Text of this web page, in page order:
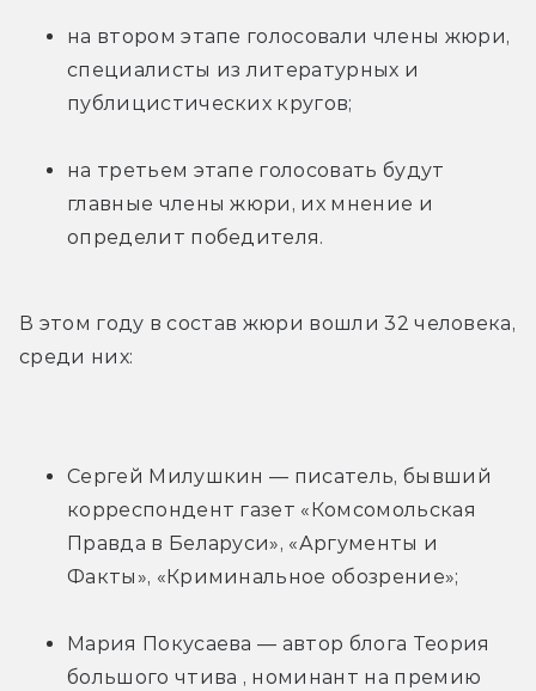
на втором этапе голосовали члены жюри,
специалисты из литературных и
публицистических кругов;
на третьем этапе голосовать будут
главные члены жюри, их мнение и
определит победителя.
В этом году в состав жюри вошли 32 человека,
среди них:
Сергей Милушкин — писатель, бывший
корреспондент газет «Комсомольская
Правда в Беларуси», «Аргументы и
Факты», «Криминальное обозрение»;
Мария Покусаева — автор блога Теория
большого чтива , номинант на премию